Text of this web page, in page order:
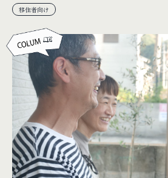
移住者向け